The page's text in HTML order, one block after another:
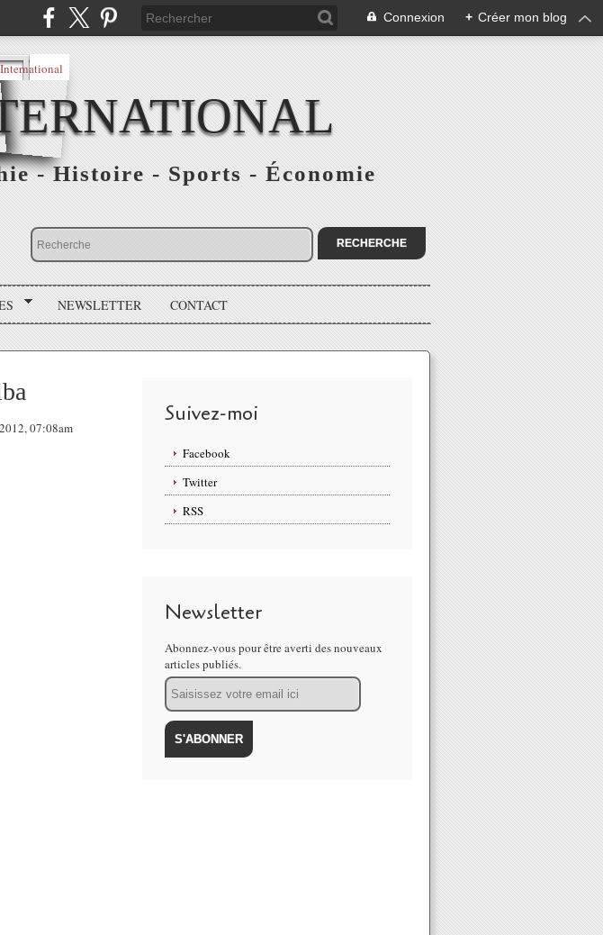
Connexion + Créer mon blog
- Histoire - Sports - Économie
NEWSLETTER CONTACT
07:08am
Suivez-moi
Facebook
Twitter
RSS
Newsletter
Abonnez-vous pour être averti des nouveaux
articles publiés.
Email